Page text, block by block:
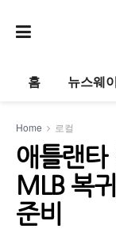
홈 뉴스웨
Home 로컬
애틀랜타
MLB 복
준비